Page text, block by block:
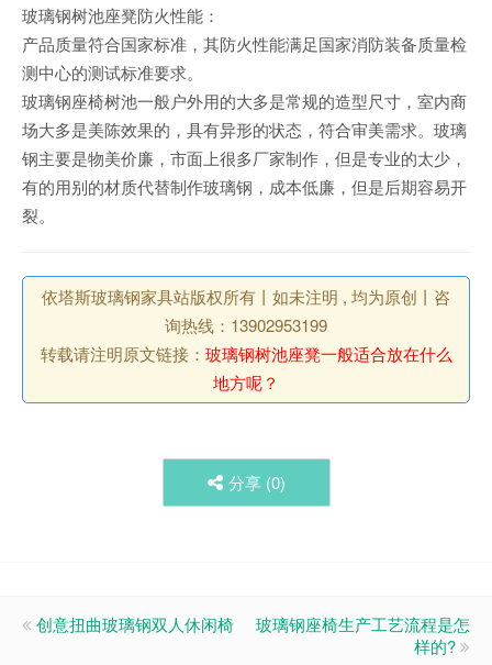
玻璃钢树池座凳防火性能：
产品质量符合国家标准，其防火性能满足国家消防装备质量检
测中心的测试标准要求。
玻璃钢座椅树池一般户外用的大多是常规的造型尺寸，室内商
场大多是美陈效果的，具有异形的状态，符合审美需求。玻璃
钢主要是物美价廉，市面上很多厂家制作，但是专业的太少，
有的用别的材质代替制作玻璃钢，成本低廉，但是后期容易开
裂。
依塔斯玻璃钢家具站版权所有丨如未注明 , 均为原创丨咨
询热线：13902953199
转载请注明原文链接： 玻璃钢树池座凳一般适合放在什么
地方呢？
分享 (0)
创意扭曲玻璃钢双人休闲椅
玻璃钢座椅生产工艺流程是怎
样的?